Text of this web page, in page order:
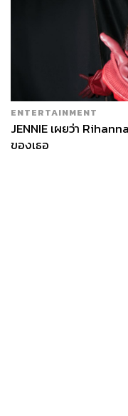
ENTERTAINMENT
JENNIE เผยว่า
ของเธอ